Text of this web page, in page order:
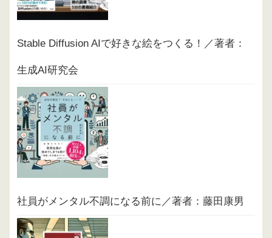
Stable Diffusion AIで好きな絵をつくる！／著者：
生成AI研究会
社員がメンタル不調になる前に／著者：藤田康男